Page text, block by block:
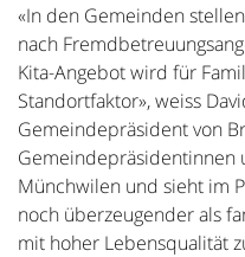
«In den Gemeinden
nach
Kita-Angebot wird für
Standortfaktor», weiss
Gemeindepräsident von
Gemeindepräsidentinnen
Münchwilen und sieht im
noch überzeugender als
mit hoher Lebensqualität